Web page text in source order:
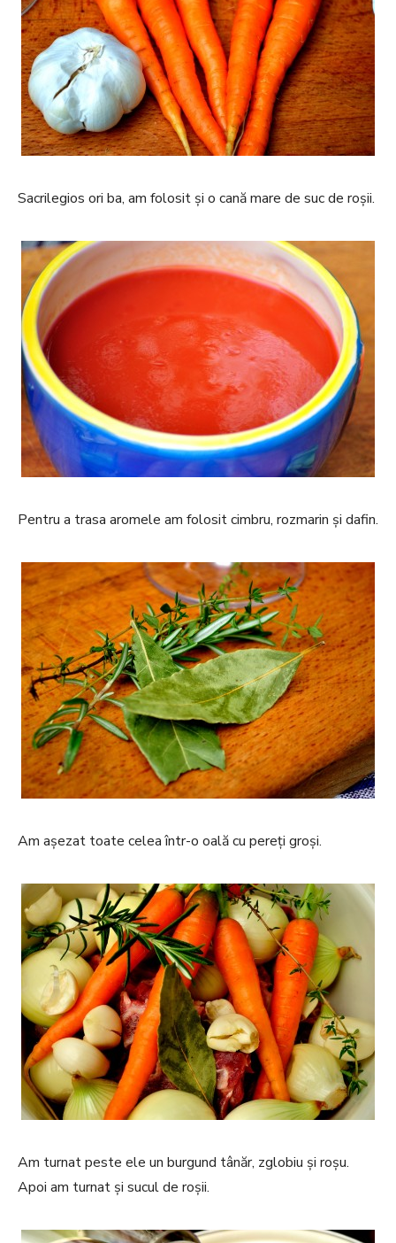
Sacrilegios ori ba, am folosit și o cană mare de suc de roșii.
Pentru a trasa aromele am folosit cimbru, rozmarin și dafin.
Am așezat toate celea într-o oală cu pereți groși.
Am turnat peste ele un burgund tânăr, zglobiu și roșu.
Apoi am turnat și sucul de roșii.